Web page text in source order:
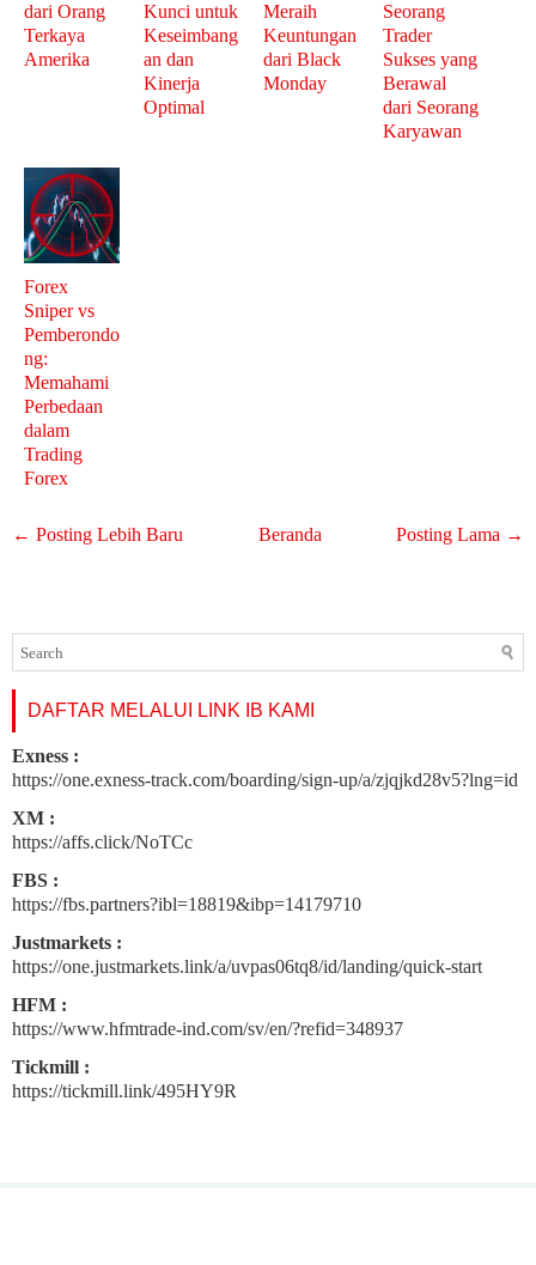
dari Orang
Terkaya
Amerika
Kunci untuk
Keseimbang
an dan
Kinerja
Optimal
Meraih
Keuntungan
dari Black
Monday
Seorang
Trader
Sukses yang
Berawal
dari Seorang
Karyawan
Forex
Sniper vs
Pemberondo
ng:
Memahami
Perbedaan
dalam
Trading
Forex
← Posting Lebih Baru Posting Lama →
Beranda
DAFTAR MELALUI LINK IB KAMI
Exness :
https://one.exness-track.com/boarding/sign-up/a/zjqjkd28v5?lng=id
XM :
https://affs.click/NoTCc
FBS :
https://fbs.partners?ibl=18819&ibp=14179710
Justmarkets :
https://one.justmarkets.link/a/uvpas06tq8/id/landing/quick-start
HFM :
https://www.hfmtrade-ind.com/sv/en/?refid=348937
Tickmill :
https://tickmill.link/495HY9R